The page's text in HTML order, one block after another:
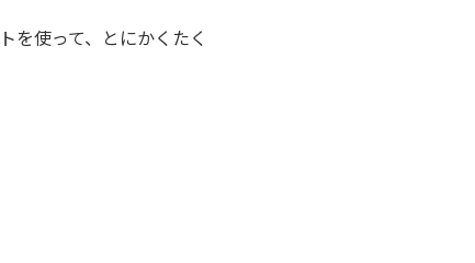
を使って、とにかくたく